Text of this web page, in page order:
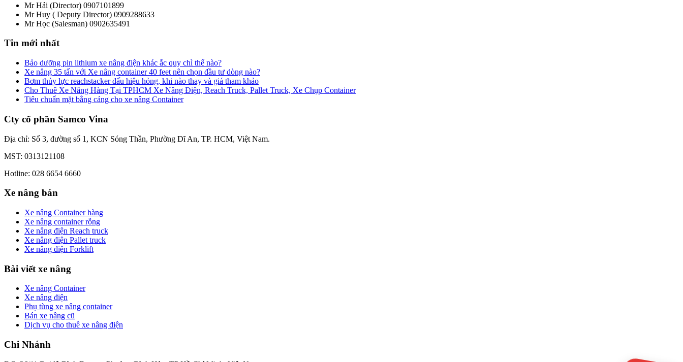
Mr Hải (Director) 0907101899
Mr Huy ( Deputy Director) 0909288633
Mr Học (Salesman) 0902635491
Tin mới nhất
Bảo dưỡng pin lithium xe nâng điện khác ắc quy chì thế nào?
Xe nâng 35 tấn với Xe nâng container 40 feet nên chọn đầu tư dòng nào?
Bơm thủy lực reachstacker dấu hiệu hỏng, khi nào thay và giá tham khảo
Cho Thuê Xe Nâng Hàng Tại TPHCM Xe Nâng Điện, Reach Truck, Pallet Truck, Xe Chụp Container
Tiêu chuẩn mặt bằng cảng cho xe nâng Container
Cty cổ phần Samco Vina
Địa chỉ: Số 3, đường số 1, KCN Sóng Thần, Phường Dĩ An, TP. HCM, Việt Nam.
MST: 0313121108
Hotline: 028 6654 6660
Xe nâng bán
Xe nâng Container hàng
Xe nâng container rỗng
Xe nâng điện Reach truck
Xe nâng điện Pallet truck
Xe nâng điện Forklift
Bài viết xe nâng
Xe nâng Container
Xe nâng điện
Phụ tùng xe nâng container
Bán xe nâng cũ
Dịch vụ cho thuê xe nâng điện
Chi Nhánh